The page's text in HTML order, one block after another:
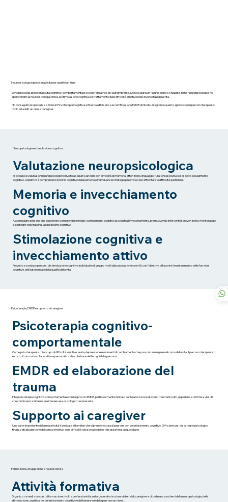
Neuropsicologa e psicoterapeuta per adulti e anziani
Sono psicologa, psicoterapeuta cognitivo-comportamentale e socia fondatrice di NeuroImpronta. Dopo la laurea in Neuroscienze e Riabilitazione Neuropsicologica ho
approfondito la neuropsicologia clinica, la stimolazione cognitiva e il trattamento delle difficoltà emotive nelle diverse fasi della vita.
Ho conseguito la specializzazione in Psicoterapia Cognitiva e Ricerca a Bolzano e la certificazione EMDR di II livello, integrando questo approccio nei percorsi terapeutici
rivolti ad adulti, anziani e caregiver.
Neuropsicologia e stimolazione cognitiva
Valutazione neuropsicologica
Mi occupo di valutazioni neuropsicologiche rivolte ad adulti e anziani con difficoltà di memoria, attenzione, linguaggio, funzioni esecutive e sospetto decadimento
cognitivo. L'obiettivo è comprendere il profilo cognitivo della persona e individuare le strategie più efficaci per affrontare le difficoltà quotidiane.
Memoria e invecchiamento
cognitivo
Accompagno persone che desiderano comprendere meglio i cambiamenti cognitivi associati all'invecchiamento, promuovendo interventi di prevenzione, monitoraggio
e sostegno nelle fasi iniziali del declino cognitivo.
Stimolazione cognitiva e
invecchiamento attivo
Progetto e conduco percorsi di stimolazione cognitiva individuali e di gruppo rivolti alla popolazione over 65, con l'obiettivo di favorire il mantenimento delle funzioni
cognitive, dell'autonomia e della qualità della vita.
Psicoterapia, EMDR e supporto ai caregiver
Psicoterapia cognitivo-
comportamentale
Come psicoterapeuta mi occupo di difficoltà emotive, ansia, depressione e momenti di cambiamento che possono emergere nel corso della vita. Il percorso terapeutico
è costruito in modo collaborativo e personalizzato sulla base dei bisogni della persona.
EMDR ed elaborazione del
trauma
Integro la terapia cognitivo-comportamentale con l'approccio EMDR, particolarmente indicato per l'elaborazione di eventi traumatici, lutti, esperienze critiche e vissuti
che continuano a influenzare il benessere psicologico nel presente.
Supporto ai caregiver
Una parte importante della mia attività è dedicata ai familiari che si prendono cura di persone con deterioramento cognitivo. Offro percorsi di sostegno psicologico
finalizzati alla gestione del carico emotivo, delle difficoltà relazionali e delle sfide assistenziali quotidiane.
Formazione, divulgazione e neuroscienze
Attività formativa
Organizzo e realizzo corsi di formazione rivolti a professionisti sanitari, operatori socioassistenziali, caregiver e cittadinanza sui temi della neuropsicologia, della
stimolazione cognitiva, del deterioramento cognitivo e del benessere della persona anziana.